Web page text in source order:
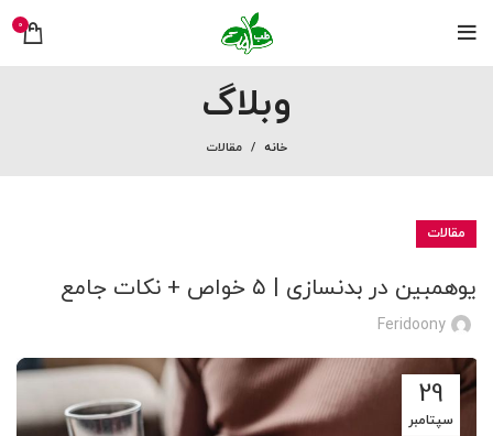
0
وبلاگ
خانه مقالات
مقالات
یوهمبین در بدنسازی | ۵ خواص + نکات جامع
Feridoony
29
سپتامبر